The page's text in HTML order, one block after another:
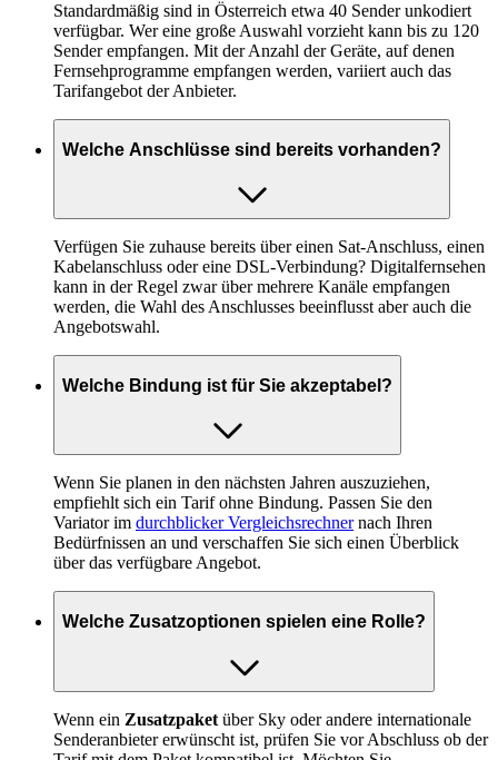
Standardmäßig sind in Österreich etwa 40 Sender unkodiert
verfügbar. Wer eine große Auswahl vorzieht kann bis zu 120
Sender empfangen. Mit der Anzahl der Geräte, auf denen
Fernsehprogramme empfangen werden, variiert auch das
Tarifangebot der Anbieter.
Welche Anschlüsse sind bereits vorhanden?
Verfügen Sie zuhause bereits über einen Sat-Anschluss, einen
Kabelanschluss oder eine DSL-Verbindung? Digitalfernsehen
kann in der Regel zwar über mehrere Kanäle empfangen
werden, die Wahl des Anschlusses beeinflusst aber auch die
Angebotswahl.
Welche Bindung ist für Sie akzeptabel?
Wenn Sie planen in den nächsten Jahren auszuziehen,
empfiehlt sich ein Tarif ohne Bindung. Passen Sie den
Variator im durchblicker Vergleichsrechnernach Ihren
Bedürfnissen an und verschaffen Sie sich einen Überblick
über das verfügbare Angebot.
Welche Zusatzoptionen spielen eine Rolle?
Wenn ein Zusatzpaket über Sky oder andere internationale
Senderanbieter erwünscht ist, prüfen Sie vor Abschluss ob der